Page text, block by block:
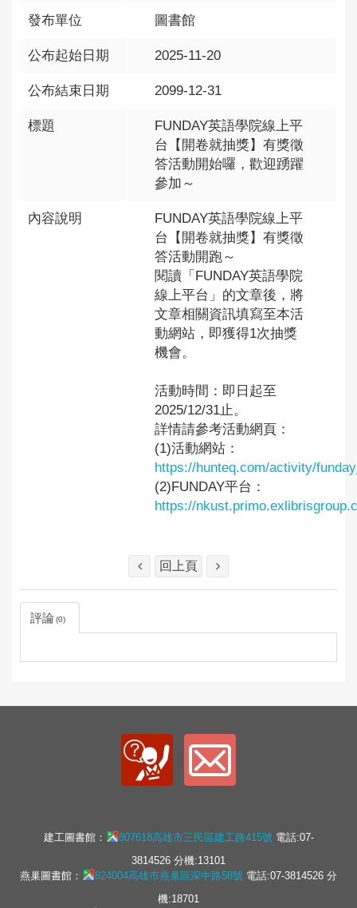
發布單位 圖書館
公布起始日期 2025-11-20
公布結束日期 2099-12-31
標題
FUNDAY英語學院線上平
台【開卷就抽獎】有獎徵
答活動開始囉，歡迎踴躍
參加～
內容說明
FUNDAY英語學院線上平
台【開卷就抽獎】有獎徵
答活動開跑～
閱讀「FUNDAY英語學院
線上平台」的文章後，將
文章相關資訊填寫至本活
動網站，即獲得1次抽獎
機會。
活動時間：即日起至
2025/12/31止。
詳情請參考活動網頁：
(1)活動網站：
https://hunteq.com/activity/
(2)FUNDAY平台：
https://
回上頁
評論 0
建工圖書館： 807618高雄市三民區建工路415號電話:07-
3814526 分機:13101
燕巢圖書館：
824004高雄市燕巢區深中路58號 電話:07-3814526 分
機:18701